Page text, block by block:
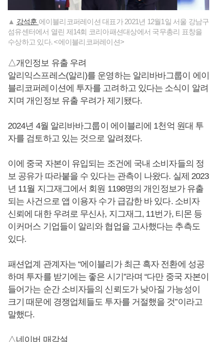
▲ 강석훈 에이블리코퍼레이션 대표가 2021년 12월1일 서울 강남구
섬유센터에서 열린 제14회 코리아패션대상에서 국무총리 표창을
수상하고 있다. <에이블리코퍼레이션>
△개인정보 유출 우려
알리익스프레스(알리)를 운영하는 알리바바그룹이 에이
블리코퍼레이션에 투자를 고려하고 있다는 소식이 알려
지며 개인정보 유출 우려가 제기됐다.
2024년 4월 알리바바그룹이 에이블리에 1천억 원대 투
자를 검토하고 있는 것으로 알려졌다.
이에 중국 자본이 유입되는 조건에 국내 소비자들의 정
보 공유가 따라붙을 수 있다는 관측이 나왔다. 실제 2023
년 11월 지그재그에서 회원 1198명의 개인정보가 유출
되는 사건으로 앱 이용자 수가 급감한 바 있다. 소비자
신뢰에 대한 우려로 무신사, 지그재그, 11번가, 티몬 등
이커머스 기업들이 알리와 협업을 고사했다는 추측도
있다.
패션업계 관계자는 “에이블리가 최근 흑자 전환에 성공
하며 투자를 받기에는 좋은 시기”라며 “다만 중국 자본이
들어가는 순간 소비자들의 신뢰도가 낮아질 가능성이
크기 때문에 경쟁업체들도 투자를 거절했을 것”이라고
말했다.
△네이버 매각설